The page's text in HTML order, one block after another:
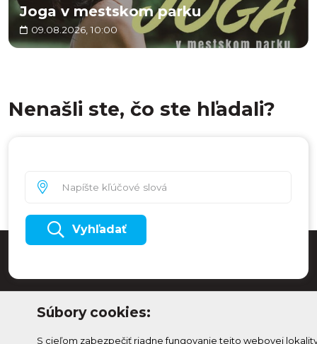
Joga v mestskom parku
09.08.2026, 10:00
Nenašli ste, čo ste hľadali?
Vyhľadať
Súbory cookies:
S cieľom zabezpečiť riadne fungovanie tejto webovej